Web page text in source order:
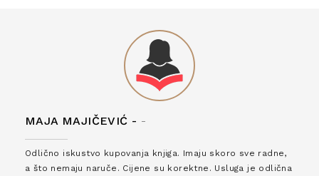
MAJA MAJIČEVIĆ - -
Odlično iskustvo kupovanja knjiga. Imaju skoro sve radne,
a što nemaju naruče. Cijene su korektne. Usluga je odlična